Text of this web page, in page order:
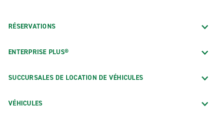
pays
RÉSERVATIONS
ENTERPRISE PLUS®
SUCCURSALES DE LOCATION DE VÉHICULES
VÉHICULES